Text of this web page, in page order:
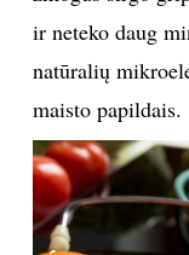
Ką reikėtų
Geriausiai tinka
sultinys – tiek
vitaminizuoja,
daržovėse ir
atstato žmogaus